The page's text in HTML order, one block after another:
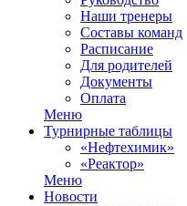
Наши тренеры
Составы команд
Расписание
Для родителей
Документы
Оплата
Меню
Турнирные таблицы
«Нефтехимик»
«Реактор»
Меню
Новости